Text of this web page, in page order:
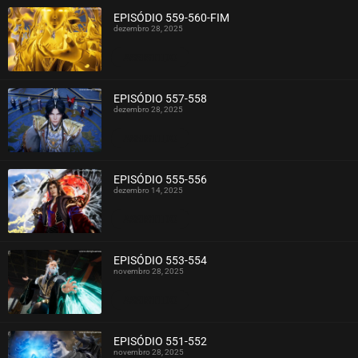
EPISÓDIO 559-560-FIM
dezembro 28, 2025
EPISÓDIO 557-558
dezembro 28, 2025
EPISÓDIO 555-556
dezembro 14, 2025
EPISÓDIO 553-554
novembro 28, 2025
EPISÓDIO 551-552
novembro 28, 2025